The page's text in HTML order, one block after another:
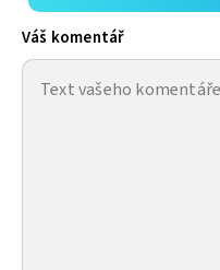
Váš komentář